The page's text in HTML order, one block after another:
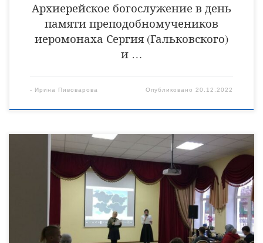
Архиерейское богослужение в день
памяти преподобномучеников
иеромонаха Сергия (Гальковского)
и …
- Ирина Пивоварова Опубликовано20.12.2022
К Дню памяти святого Николая, архиепископа Мир
Ликийских, чудотворца, в духовно-просветительском центре
«Возрождение» для воспитанников воскресной школы
Архиерейского подворья Тихвинского храма города
Кирсанова прошло мероприятие, посвящённое этому
Угоднику Божиему. Участие в мероприятии принял
благочинный Кирсановского благочиния священник Алексий